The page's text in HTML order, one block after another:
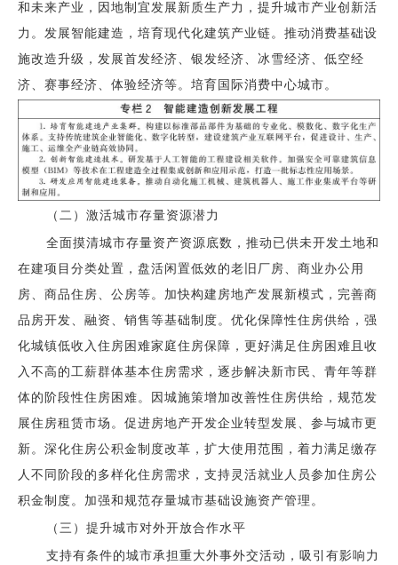
和未来产业，因地制宜发展新质生产力，提升城市产业创新活
力。发展智能建造，培育现代化建筑产业链。推动消费基础设
施改造升级，发展首发经济、银发经济、冰雪经济、低空经
济、赛事经济、体验经济等。培育国际消费中心城市。
（二）激活城市存量资源潜力
全面摸清城市存量资产资源底数，推动已供未开发土地和
在建项目分类处置，盘活闲置低效的老旧厂房、商业办公用
房、商品住房、公房等。加快构建房地产发展新模式，完善商
品房开发、融资、销售等基础制度。优化保障性住房供给，强
化城镇低收入住房困难家庭住房保障，更好满足住房困难且收
入不高的工薪群体基本住房需求，逐步解决新市民、青年等群
体的阶段性住房困难。因城施策增加改善性住房供给，规范发
展住房租赁市场。促进房地产开发企业转型发展、参与城市更
新。深化住房公积金制度改革，扩大使用范围，着力满足缴存
人不同阶段的多样化住房需求，支持灵活就业人员参加住房公
积金制度。加强和规范存量城市基础设施资产管理。
（三）提升城市对外开放合作水平
支持有条件的城市承担重大外事外交活动，吸引有影响力